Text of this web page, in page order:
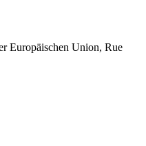
Europäischen Union, Rue